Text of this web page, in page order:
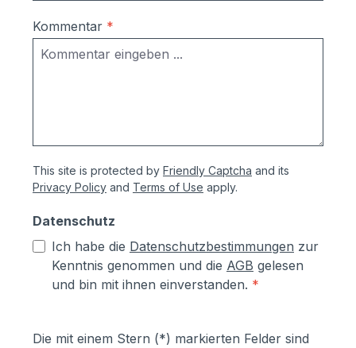
Sprechanlagen mitbestellen: hier klicken.
Kommentar *
This site is protected by Friendly Captcha and its
Privacy Policy and Terms of Use apply.
Datenschutz
Ich habe die Datenschutzbestimmungen zur
Kenntnis genommen und die AGB gelesen
und bin mit ihnen einverstanden. *
Die mit einem Stern (*) markierten Felder sind